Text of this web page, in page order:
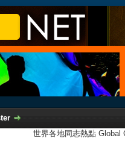
世界各地同志熱點